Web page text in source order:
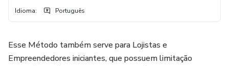
Idioma: Português
Esse Método também serve para Lojistas e
Empreendedores iniciantes, que possuem limitação